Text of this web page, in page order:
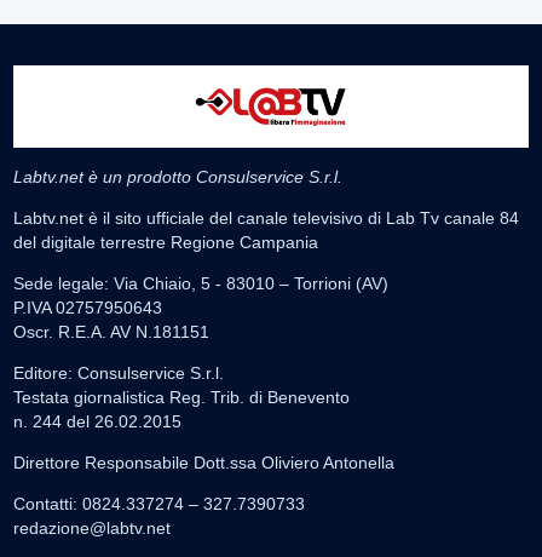
Labtv.net è un prodotto Consulservice S.r.l.
Labtv.net è il sito ufficiale del canale televisivo di Lab Tv canale 84
del digitale terrestre Regione Campania
Sede legale: Via Chiaio, 5 - 83010 – Torrioni (AV)
P.IVA 02757950643
Oscr. R.E.A. AV N.181151
Editore: Consulservice S.r.l.
Testata giornalistica Reg. Trib. di Benevento
n. 244 del 26.02.2015
Direttore Responsabile Dott.ssa Oliviero Antonella
Contatti: 0824.337274 – 327.7390733
redazione@labtv.net